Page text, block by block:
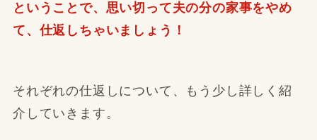
ということで、思い切って夫の分の家事をやめ
て、仕返しちゃいましょう！
それぞれの仕返しについて、もう少し詳しく紹
介していきます。